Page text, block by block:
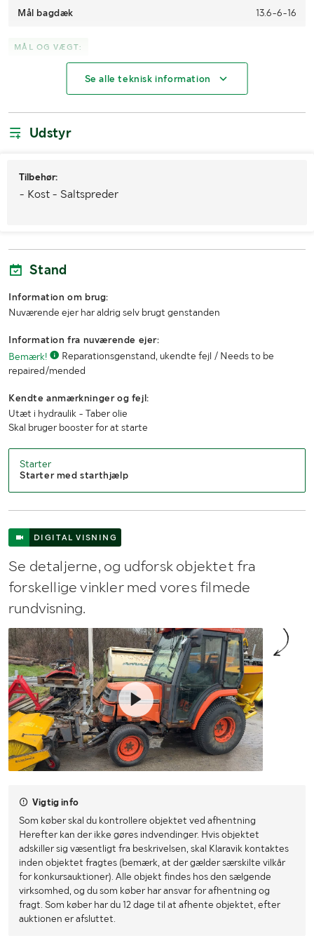
Mål bagdæk 13.6-6-16
MÅL OG VÆGT:
Højde (mm)
Se alle teknisk information
Udstyr
Tilbehør:
- Kost - Saltspreder
Stand
Information om brug:
Nuværende ejer har aldrig selv brugt genstanden
Information fra nuværende ejer:
Bemærk!
Reparationsgenstand, ukendte fejl / Needs to be
repaired/mended
Kendte anmærkninger og fejl:
Utæt i hydraulik - Taber olie
Skal bruger booster for at starte
Starter
Starter med starthjælp
DIGITAL VISNING
Se detaljerne, og udforsk objektet fra
forskellige vinkler med vores filmede
rundvisning.
Vigtig info
Som køber skal du kontrollere objektet ved afhentning
Herefter kan der ikke gøres indvendinger. Hvis objektet
adskiller sig væsentligt fra beskrivelsen, skal Klaravik kontaktes
inden objektet fragtes (bemærk, at der gælder særskilte vilkår
for konkursauktioner). Alle objekt findes hos den sælgende
virksomhed, og du som køber har ansvar for afhentning og
fragt. Som køber har du 12 dage til at afhente objektet, efter
auktionen er afsluttet.